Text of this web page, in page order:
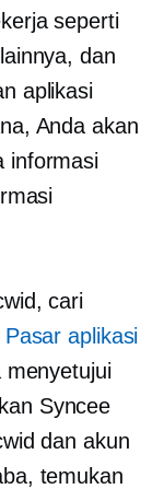
seperti
dan
aplikasi
Anda akan
informasi
cari
Pasar aplikasi
menyetujui
Syncee
dan akun
temukan